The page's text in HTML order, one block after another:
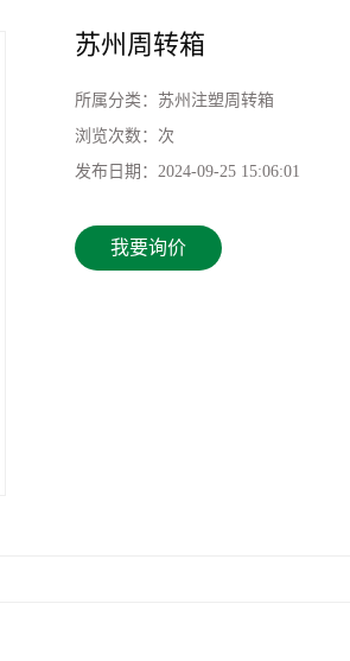
苏州周转箱
所属分类： 苏州注塑周转箱
浏览次数：次
发布日期：2024-09-25 15:06:01
我要询价